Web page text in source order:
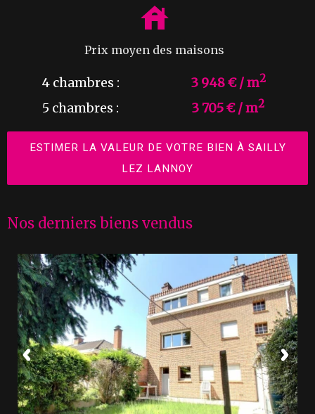
Prix moyen des maisons
4 chambres : 3 948 € / m2
5 chambres : 3 705 € / m2
ESTIMER LA VALEUR DE VOTRE BIEN À SAILLY
LEZ LANNOY
Nos derniers biens vendus